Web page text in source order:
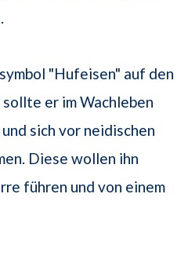
"Hufeisen" auf den
er im Wachleben
sich vor neidischen
Diese wollen ihn
führen und von einem